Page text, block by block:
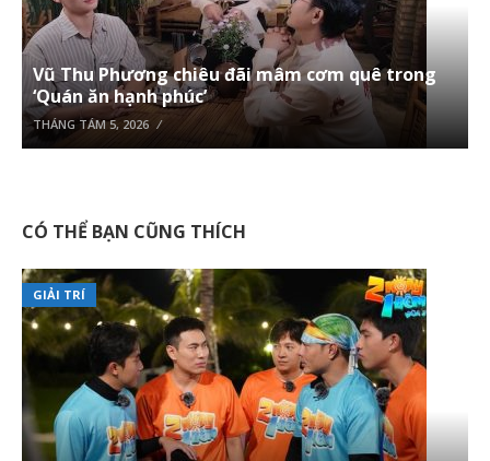
Vũ Thu Phương chiêu đãi mâm cơm quê trong
‘Quán ăn hạnh phúc’
THÁNG TÁM 5, 2026
CÓ THỂ BẠN CŨNG THÍCH
GIẢI TRÍ